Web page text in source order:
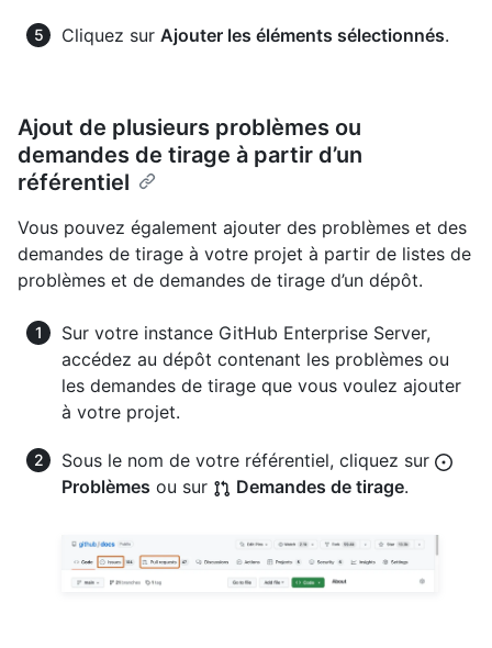
Cliquez sur Ajouter les éléments sélectionnés.
Ajout de plusieurs problèmes ou
demandes de tirage à partir d’un
référentiel
Vous pouvez également ajouter des problèmes et des
demandes de tirage à votre projet à partir de listes de
problèmes et de demandes de tirage d’un dépôt.
Sur votre instance GitHub Enterprise Server,
accédez au dépôt contenant les problèmes ou
les demandes de tirage que vous voulez ajouter
à votre projet.
Sous le nom de votre référentiel, cliquez sur
Problèmes ou sur Demandes de tirage.